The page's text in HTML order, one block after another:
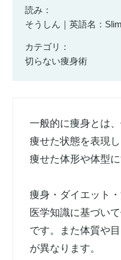
読み：
そうしん｜英語名：
カテゴリ：
切らない痩身術
一般的に痩身とは
痩せた状態を表現し
痩せた体形や体型
痩身・ダイエット
医学知識に基づい
です。また体質や
が異なります。